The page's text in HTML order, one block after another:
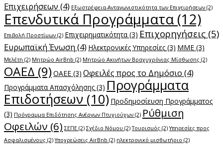
Επιχειρήσεων (4) Εξωστρέφεια-Ανταγωνιστικότητα των Επιχειρήσεων (2)
Επενδυτικά Προγράμματα (12)
Επιβολή Προστίμων (2) Επιχειρηματικότητα (3) Επιχορηγήσεις (5)
Ευρωπαϊκή Ένωση(4) Ηλεκτρονικές Υπηρεσίες (3) ΜΜΕ (3)
Μελέτη (2) Μητρώο AirBnb (2) Μητρώο Ακινήτων Βραχυχρόνιας Μίσθωσης (2)
ΟΑΕΔ (9) ΟΑΕΕ (3) Οφειλές προς το Δημόσιο (4)
Προγράμματα Απασχόλησης (3) Προγράμματα
Επιδοτήσεων (10) Προδημοσίευση Προγράμματος
(3) Πρόγραμμα Επιδότησης Ανέργων Πτυχιούχων (2) Ρύθμιση
Οφειλών (6) ΣΕΠΕ (2) Σχέδιο Νόμου (2) Τουρισμός (2) Υπηρεσίες προς
Ασφαλισμένους (2) Υποχρεώσεις AirBnb (2) ηλεκτρονικό μισθωτήριο (2)